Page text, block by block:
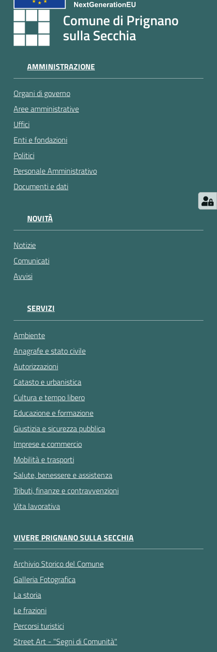
p
u
m
e
n
t
o
Street
Art
argomenti...
Comune di Prignano
sulla Secchia
AMMINISTRAZIONE
Organi di governo
Aree amministrative
Uffici
Enti e fondazioni
Politici
Personale Amministrativo
Documenti e dati
NOVITÀ
Notizie
Comunicati
Avvisi
SERVIZI
Ambiente
Anagrafe e stato civile
Autorizzazioni
Catasto e urbanistica
Cultura e tempo libero
Educazione e formazione
Giustizia e sicurezza pubblica
Imprese e commercio
Mobilità e trasporti
Salute, benessere e assistenza
Tributi, finanze e contravvenzioni
Vita lavorativa
VIVERE PRIGNANO SULLA SECCHIA
Archivio Storico del Comune
Galleria Fotografica
La storia
Le frazioni
Percorsi turistici
Street Art - "Segni di Comunità"